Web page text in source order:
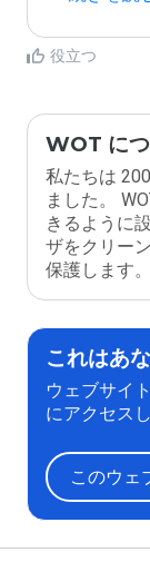
役立つ
WOT に
私たちは
ました。
きるように
ザをクリー
保護します。
これはあ
ウェブサイ
にアクセス
このウェ